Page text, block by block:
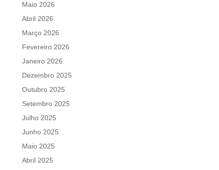
Maio 2026
Abril 2026
Março 2026
Fevereiro 2026
Janeiro 2026
Dezembro 2025
Outubro 2025
Setembro 2025
Julho 2025
Junho 2025
Maio 2025
Abril 2025